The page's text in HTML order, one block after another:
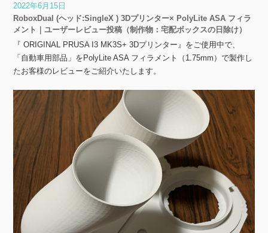
2022年6月15日
RoboxDual (ヘッド:SingleX ) 3Dプリンター× PolyLite ASA フィラ
メント｜ユーザーレビュー投稿（制作物：宅配ボックスの日除け）
『 ORIGINAL PRUSA I3 MK3S+ 3Dプリンター』をご使用中で、
「自動車用部品」をPolyLite ASA フィラメント（1.75mm）で製作し
たお客様のレビューをご紹介いたします。